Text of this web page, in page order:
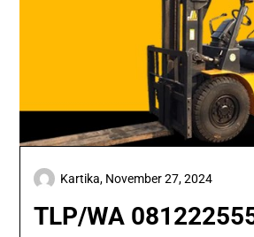
TLP/WA
Kartika, November 27, 2024